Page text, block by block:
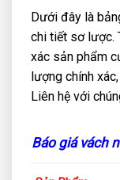
Dưới đây là
chi tiết sơ lược.
xác sản phẩm
lượng chính
Liên hệ với
Báo giá vách